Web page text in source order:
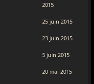
2015
25 juin 2015
23 juin 2015
5 juin 2015
20 mai 2015